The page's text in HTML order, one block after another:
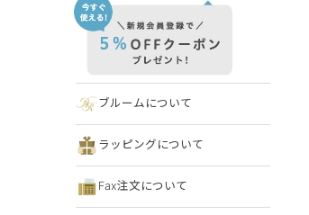
ブルームについて
ラッピングについて
Fax注文について